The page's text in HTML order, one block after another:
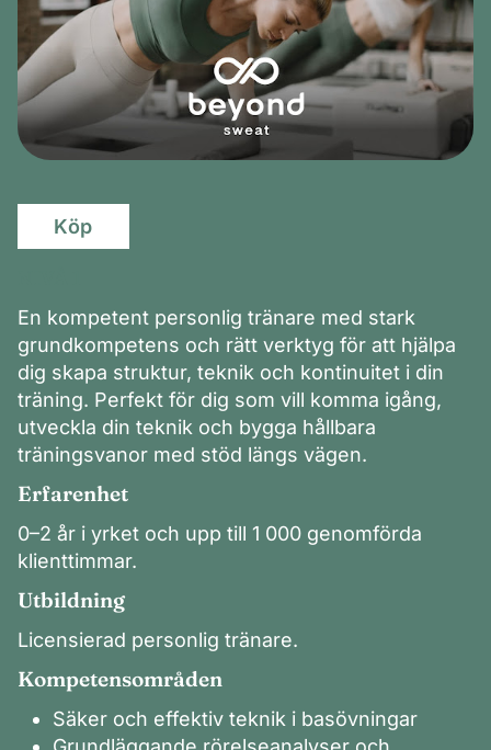
Köp
En kompetent personlig tränare med stark
grundkompetens och rätt verktyg för att hjälpa
dig skapa struktur, teknik och kontinuitet i din
träning. Perfekt för dig som vill komma igång,
utveckla din teknik och bygga hållbara
träningsvanor med stöd längs vägen.
Erfarenhet
0–2 år i yrket och upp till 1 000 genomförda
klienttimmar.
Utbildning
Licensierad personlig tränare.
Kompetensområden
Säker och effektiv teknik i basövningar